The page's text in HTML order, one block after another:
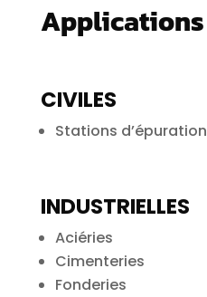
Applications
CIVILES
Stations d’épuration
INDUSTRIELLES
Aciéries
Cimenteries
Fonderies